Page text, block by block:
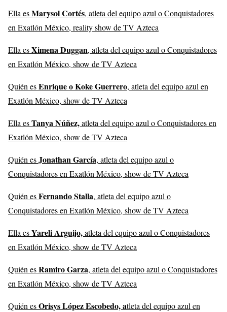
Ella esMarysol Cortés, atleta del equipo azul o Conquistadores
en Exatlón México, reality show de TV Azteca
Ella esXimena Duggan, atleta del equipo azul o Conquistadores
en Exatlón México, show de TV Azteca
Quién esEnrique o Koke Guerrero, atleta del equipo azul en
Exatlón México, show de TV Azteca
Ella esTanya Núñez,atleta del equipo azul o Conquistadores en
Exatlón México, show de TV Azteca
Quién esJonathan García, atleta del equipo azul o
Conquistadores en Exatlón México, show de TV Azteca
Quién esFernando Stalla, atleta del equipo azul o
Conquistadores en Exatlón México, show de TV Azteca
Ella esYareli Arguijo,atleta del equipo azul o Conquistadores
en Exatlón México, show de TV Azteca
Quién esRamiro Garza, atleta del equipo azul o Conquistadores
en Exatlón México, show de TV Azteca
Quién esOrisys López Escobedo, atleta del equipo azul en